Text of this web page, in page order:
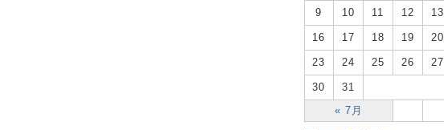
« 7月
9 10 11 12 13
16 17 18 19 20
23 24 25 26 27
30 31